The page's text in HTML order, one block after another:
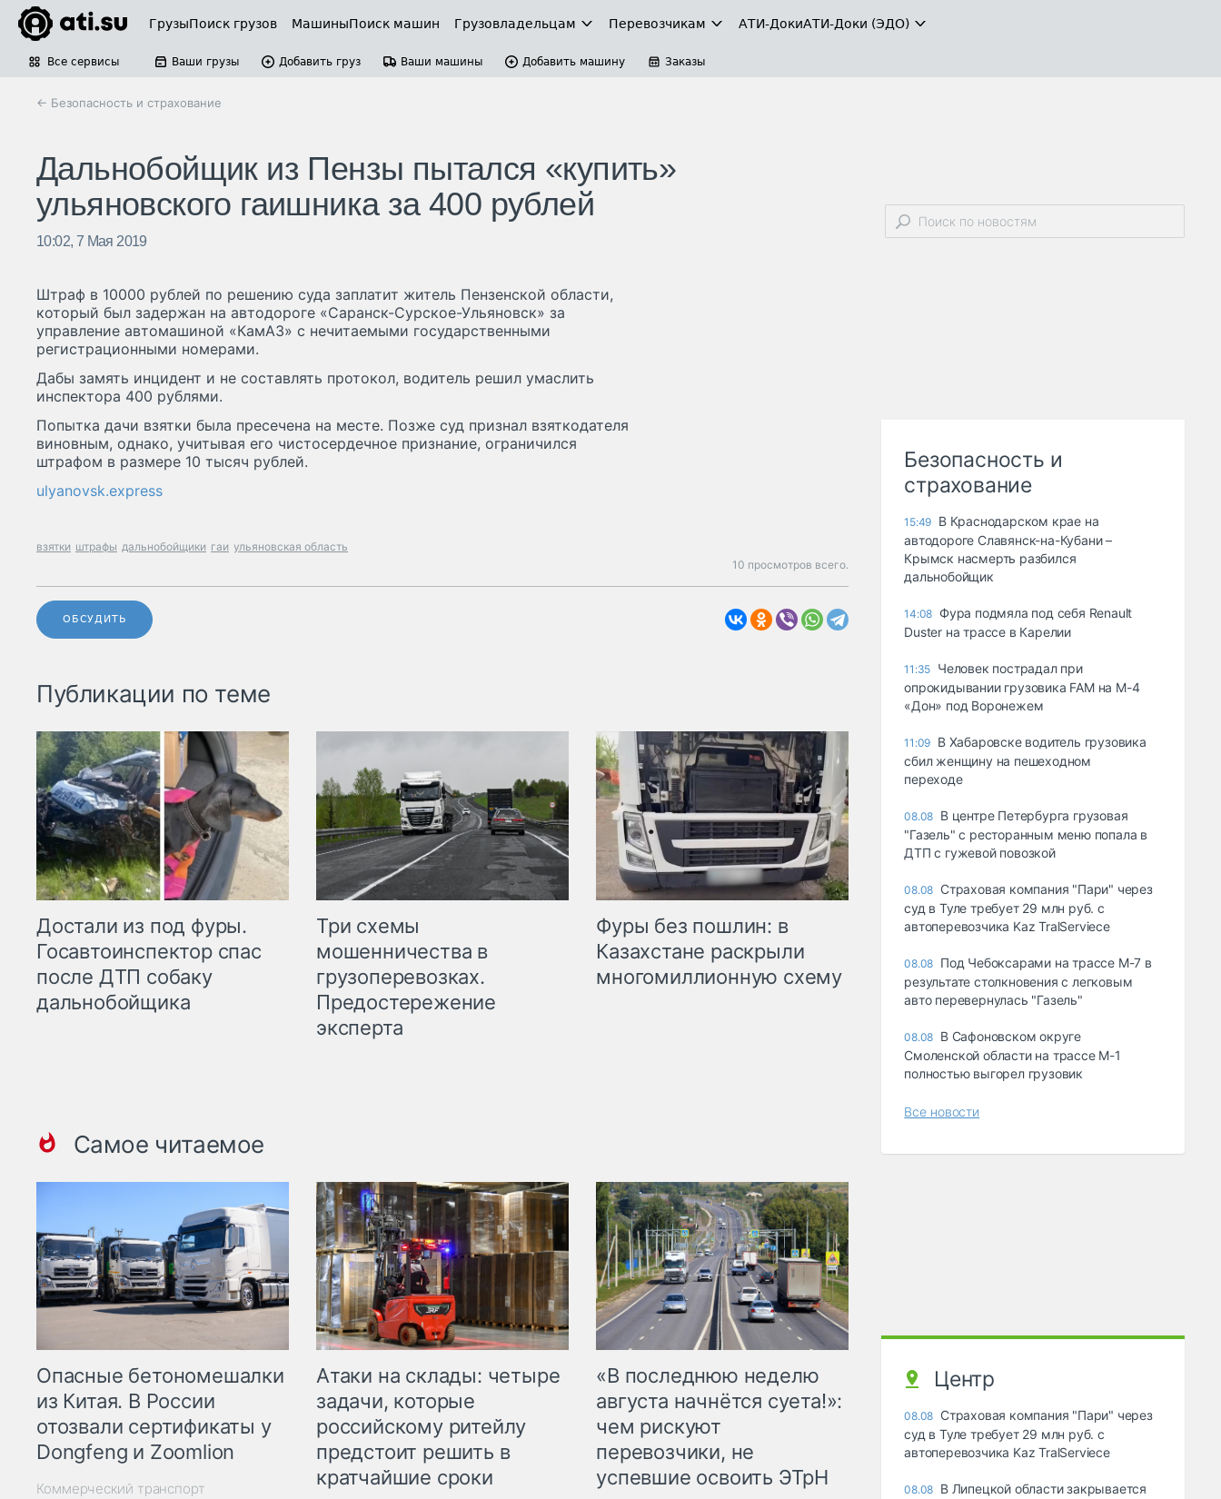
ГрузыПоиск грузов МашиныПоиск машин Грузовладельцам Перевозчикам АТИ-ДокиАТИ-Доки (ЭДО)
Все сервисы Ваши грузы Добавить груз Ваши машины Добавить машину Заказы
← Безопасность и страхование
Дальнобойщик из Пензы пытался «купить»
ульяновского гаишника за 400 рублей
10:02, 7 Мая 2019
Штраф в 10000 рублей по решению суда заплатит житель Пензенской области,
который был задержан на автодороге «Саранск-Сурское-Ульяновск» за
управление автомашиной «КамАЗ» с нечитаемыми государственными
регистрационными номерами.
Дабы замять инцидент и не составлять протокол, водитель решил умаслить
инспектора 400 рублями.
Попытка дачи взятки была пресечена на месте. Позже суд признал взяткодателя
виновным, однако, учитывая его чистосердечное признание, ограничился
штрафом в размере 10 тысяч рублей.
ulyanovsk.express
взятки штрафы дальнобойщики гаи ульяновская область
10 просмотров всего.
ОБСУДИТЬ
Публикации по теме
Достали из под фуры.
Госавтоинспектор спас
после ДТП собаку
дальнобойщика
Три схемы
мошенничества в
грузоперевозках.
Предостережение
эксперта
Фуры без пошлин: в
Казахстане раскрыли
многомиллионную схему
Самое читаемое
Опасные бетономешалки
из Китая. В России
отозвали сертификаты у
Dongfeng и Zoomlion
Коммерческий транспорт
Атаки на склады: четыре
задачи, которые
российскому ритейлу
предстоит решить в
кратчайшие сроки
«В последнюю неделю
августа начнётся суета!»:
чем рискуют
перевозчики, не
успевшие освоить ЭТрН
Безопасность и
страхование
15:49 В Краснодарском крае на
автодороге Славянск-на-Кубани –
Крымск насмерть разбился
дальнобойщик
14:08 Фура подмяла под себя Renault
Duster на трассе в Карелии
11:35 Человек пострадал при
опрокидывании грузовика FAM на М-4
«Дон» под Воронежем
11:09 В Хабаровске водитель грузовика
сбил женщину на пешеходном
переходе
08.08 В центре Петербурга грузовая
"Газель" с ресторанным меню попала в
ДТП с гужевой повозкой
08.08 Страховая компания "Пари" через
суд в Туле требует 29 млн руб. с
автоперевозчика Kaz TralServiece
08.08 Под Чебоксарами на трассе М-7 в
результате столкновения с легковым
авто перевернулась "Газель"
08.08 В Сафоновском округе
Смоленской области на трассе М-1
полностью выгорел грузовик
Все новости
Центр
08.08 Страховая компания "Пари" через
суд в Туле требует 29 млн руб. с
автоперевозчика Kaz TralServiece
08.08 В Липецкой области закрывается